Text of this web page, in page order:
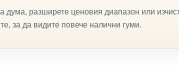
дума, разширете ценовия диапазон или
за да видите повече налични гуми.